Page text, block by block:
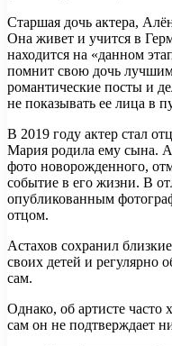
Старшая дочь актера,
Она живет и учится в
находится на «данном
помнит свою дочь
романтические посты и
не показывать ее лица в
В 2019 году актер стал
Мария родила ему сына.
фото новорожденного,
событие в его жизни. В
опубликованным
отцом.
Астахов сохранил
своих детей и регулярно
сам.
Однако, об артисте часто
сам он не подтверждает